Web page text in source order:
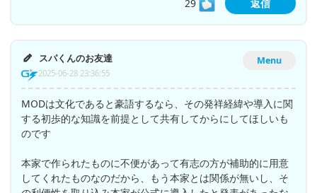
29 返信
Menu
スパくんのお友達
2025-06-28 23:36:55
MODは文化であると豪語するなら、その発祥経緯や導入に関
する初歩的な知識を前提として共有してからにしてほしいも
のです
本家で作られたものに不便があって有志の方が補助的に用意
してくれたものなのだから、もう本家とは関係が無いし、そ